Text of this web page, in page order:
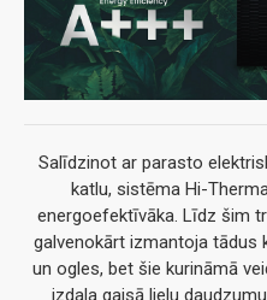
Salīdzinot ar parasto
katlu, sistēma Hi-
energoefektīvāka. Līdz šim
galvenokārt izmantoja tādus
un ogles, bet šie kurināmā
izdala gaisā lielu